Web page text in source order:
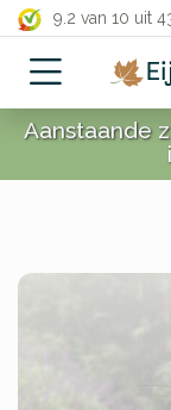
9.2 van 10 uit
close
Aanstaande